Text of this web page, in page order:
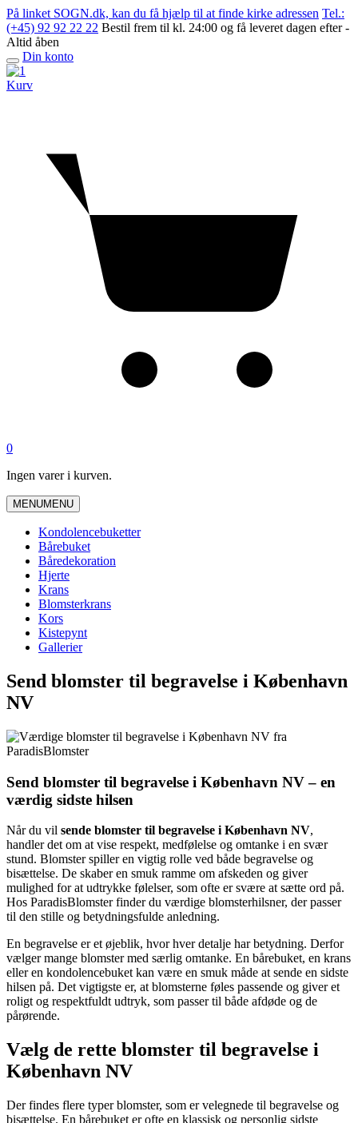
Skip
to
content
På linket SOGN.dk, kan du få hjælp til at finde kirke adressen Tel.:
(+45) 92 92 22 22 Bestil frem til kl. 24:00 og få leveret dagen efter -
Altid åben
Open
menu
Din konto
Kurv
0
Ingen varer i kurven.
MENUMENU
Kondolencebuketter
Bårebuket
Båredekoration
Hjerte
Krans
Blomsterkrans
Kors
Kistepynt
Gallerier
Send blomster til begravelse i København
NV
Send blomster til begravelse i København NV – en
værdig sidste hilsen
Når du vil sende blomster til begravelse i København NV,
handler det om at vise respekt, medfølelse og omtanke i en svær
stund. Blomster spiller en vigtig rolle ved både begravelse og
bisættelse. De skaber en smuk ramme om afskeden og giver
mulighed for at udtrykke følelser, som ofte er svære at sætte ord på.
Hos ParadisBlomster finder du værdige blomsterhilsner, der passer
til den stille og betydningsfulde anledning.
En begravelse er et øjeblik, hvor hver detalje har betydning. Derfor
vælger mange blomster med særlig omtanke. En bårebuket, en krans
eller en kondolencebuket kan være en smuk måde at sende en sidste
hilsen på. Det vigtigste er, at blomsterne føles passende og giver et
roligt og respektfuldt udtryk, som passer til både afdøde og de
pårørende.
Vælg de rette blomster til begravelse i
København NV
Der findes flere typer blomster, som er velegnede til begravelse og
bisættelse. En bårebuket er ofte en klassisk og personlig sidste